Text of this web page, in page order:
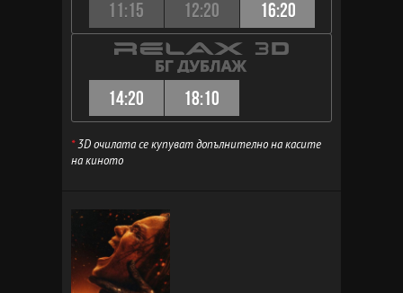
11:15 12:20 16:20
14:20 18:10
*3D очилата се купуват допълнително на касите
на киното